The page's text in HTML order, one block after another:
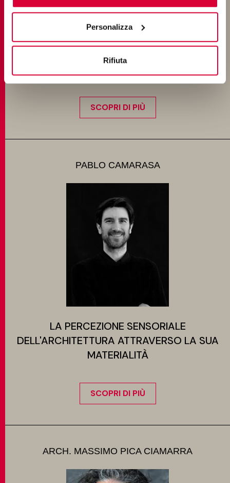
cookie di profilazione può negare il consenso sul tasto
Personalizza
Rifiuta
IL LINGUAGGIO SILENZIOSO DEI MATERIALI:
DARE FORMA A SPAZIO, EMOZIONI E
SCOPRI DI PIÙ
PABLO CAMARASA
LA PERCEZIONE SENSORIALE
DELL'ARCHITETTURA ATTRAVERSO LA SUA
MATERIALITÀ
SCOPRI DI PIÙ
ARCH. MASSIMO PICA CIAMARRA